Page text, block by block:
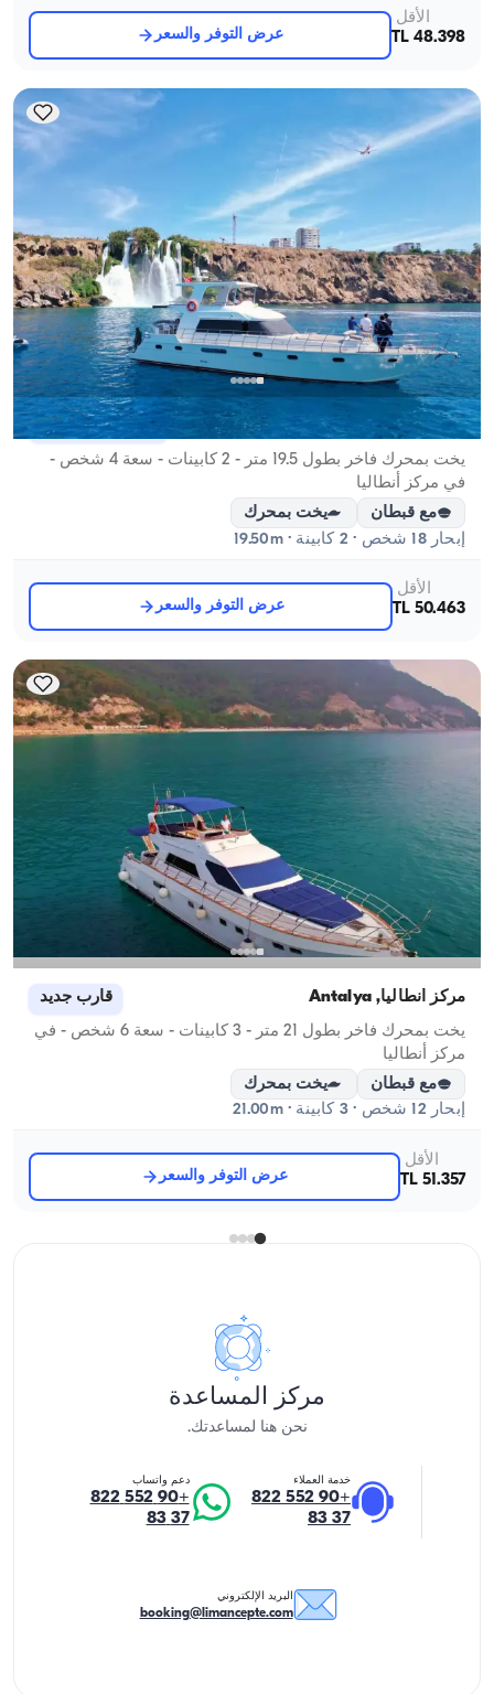
الأقل
48.398 TL
عرض التوفر والسعر
مركز أنطاليا, Antalya 5.0
(
6 مراجعة
يخت بمحرك فاخر بطول 19.5 متر - 2 كابينات - سعة 4 شخص -
في مركز أنطاليا
مع قبطان
يخت بمحرك
إبحار 18 شخص · 2 كابينة · 19.50m
الأقل
50.463 TL
عرض التوفر والسعر
مركز أنطاليا, Antalya قارب جديد
يخت بمحرك فاخر بطول 21 متر - 3 كابينات - سعة 6 شخص - في
مركز أنطاليا
مع قبطان
يخت بمحرك
إبحار 12 شخص · 3 كابينة · 21.00m
الأقل
51.357 TL
عرض التوفر والسعر
مركز المساعدة
نحن هنا لمساعدتك.
خدمة العملاء
+90 552 822
37 83
دعم واتساب
+90 552 822
37 83
البريد الإلكتروني
booking@limancepte.com